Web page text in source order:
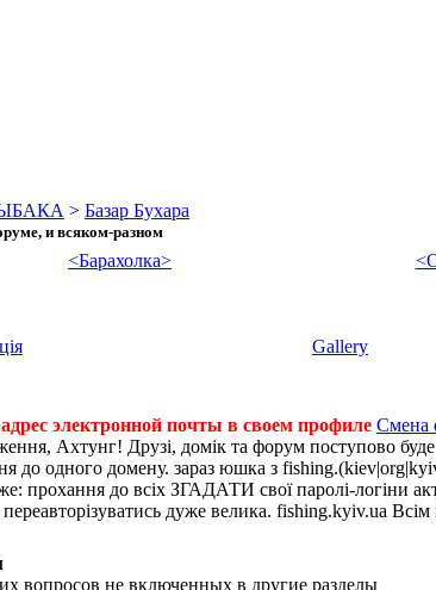
> Базар Бухара
и всяком-разном
<Барахолка>
Gallery
электронной почты в своем профиле Смена
Ахтунг! Друзі, домік та форум поступово
до одного домену. зараз юшка з
прохання до всіх ЗГАДАТИ свої паролі-логіни
дуже велика. fishing.kyiv.ua
вопросов не включенных в другие разделы